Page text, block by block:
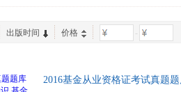
出版时间 价格 -
2016基金从业资格证考试真题